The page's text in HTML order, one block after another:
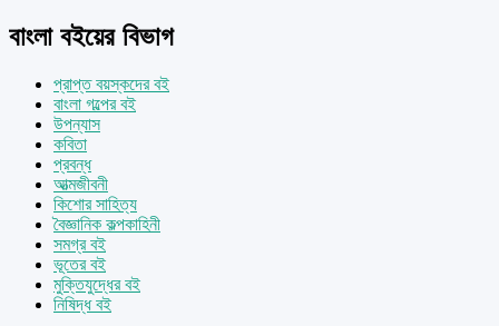
বাংলা বইয়ের বিভাগ
প্রাপ্ত বয়স্কদের বই
বাংলা গল্পের বই
উপন্যাস
কবিতা
প্রবন্ধ
আত্মজীবনী
কিশোর সাহিত্য
বৈজ্ঞানিক কল্পকাহিনী
সমগ্র বই
ভূতের বই
মুক্তিযুদ্ধের বই
নিষিদ্ধ বই